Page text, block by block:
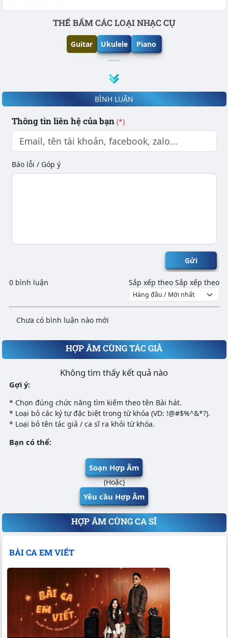
Phần nội dungTHẾ BẤM CÁC LOẠI NHẠC CỤ
Guitar Ukulele Piano
BÌNH LUẬN
Thông tin liên hệ của bạn (*)
Báo lỗi / Góp ý
Gửi
0 bình luận Sắp xếp theo Sắp xếp theo
Chưa có bình luận nào mới
HỢP ÂM CÙNG TÁC GIẢ
Không tìm thấy kết quả nào
Gợi ý:
* Chọn đúng chức năng tìm kiếm theo tên Bài hát.
* Loại bỏ các ký tự đặc biệt trong từ khóa (VD: !@#$%^&*?).
* Loại bỏ tên tác giả / ca sĩ ra khỏi từ khóa.
Bạn có thể:
Soạn Hợp Âm
(Hoặc)
Yêu cầu Hợp Âm
HỢP ÂM CÙNG CA SĨ
BÀI CA EM VIẾT